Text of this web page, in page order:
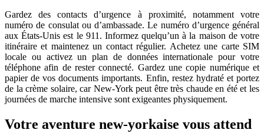
Gardez des contacts d’urgence à proximité, notamment votre
numéro de consulat ou d’ambassade. Le numéro d’urgence général
aux États-Unis est le 911. Informez quelqu’un à la maison de votre
itinéraire et maintenez un contact régulier. Achetez une carte SIM
locale ou activez un plan de données internationale pour votre
téléphone afin de rester connecté. Gardez une copie numérique et
papier de vos documents importants. Enfin, restez hydraté et portez
de la crème solaire, car New-York peut être très chaude en été et les
journées de marche intensive sont exigeantes physiquement.
Votre aventure new-yorkaise vous attend